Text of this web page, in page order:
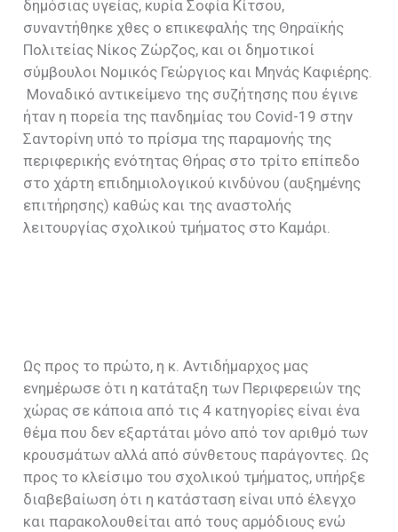
δημόσιας υγείας, κυρία Σοφία Κίτσου,
συναντήθηκε χθες ο επικεφαλής της Θηραϊκής
Πολιτείας Νίκος Ζώρζος, και οι δημοτικοί
σύμβουλοι Νομικός Γεώργιος και Μηνάς Καφιέρης.
Μοναδικό αντικείμενο της συζήτησης που έγινε
ήταν η πορεία της πανδημίας του Covid-19 στην
Σαντορίνη υπό το πρίσμα της παραμονής της
περιφερικής ενότητας Θήρας στο τρίτο επίπεδο
στο χάρτη επιδημιολογικού κινδύνου (αυξημένης
επιτήρησης) καθώς και της αναστολής
λειτουργίας σχολικού τμήματος στο Καμάρι.
Ως προς το πρώτο, η κ. Αντιδήμαρχος μας
ενημέρωσε ότι η κατάταξη των Περιφερειών της
χώρας σε κάποια από τις 4 κατηγορίες είναι ένα
θέμα που δεν εξαρτάται μόνο από τον αριθμό των
κρουσμάτων αλλά από σύνθετους παράγοντες. Ως
προς το κλείσιμο του σχολικού τμήματος, υπήρξε
διαβεβαίωση ότι η κατάσταση είναι υπό έλεγχο
και παρακολουθείται από τους αρμόδιους ενώ